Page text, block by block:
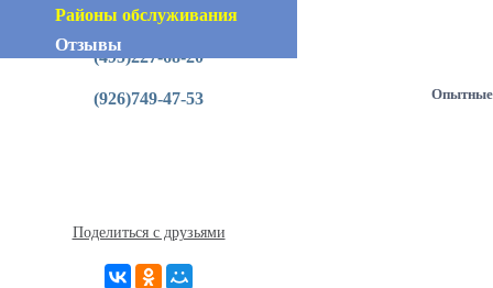
Районы обслуживания
Отзывы
Контактная информация
(495)227-68-20
(926)749-47-53
Поделиться с друзьями